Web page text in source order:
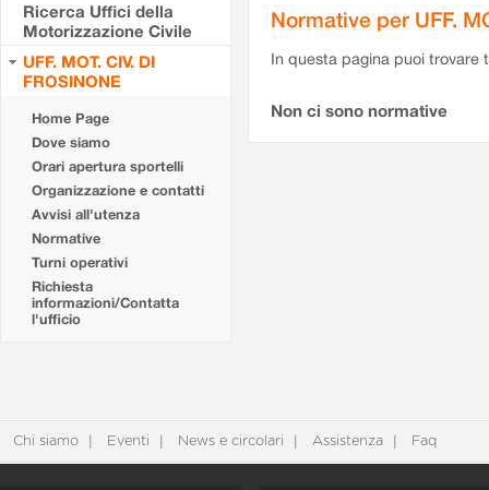
Ricerca Uffici della
Motorizzazione Civile
UFF. MOT. CIV. DI
FROSINONE
Home Page
Dove siamo
Orari apertura sportelli
Organizzazione e contatti
Avvisi all'utenza
Normative
Turni operativi
Richiesta
informazioni/Contatta
l'ufficio
Normative per UFF.
In questa pagina puoi
Non ci sono normative
Chi siamo Eventi News e circolari Assistenza Faq